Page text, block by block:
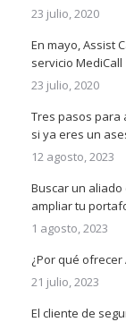
23 julio, 2020
En mayo, Assist
servicio MediCall
23 julio, 2020
Tres pasos para
si ya eres un
12 agosto, 2023
Buscar un
ampliar tu
1 agosto, 2023
¿Por qué
21 julio, 2023
El cliente de